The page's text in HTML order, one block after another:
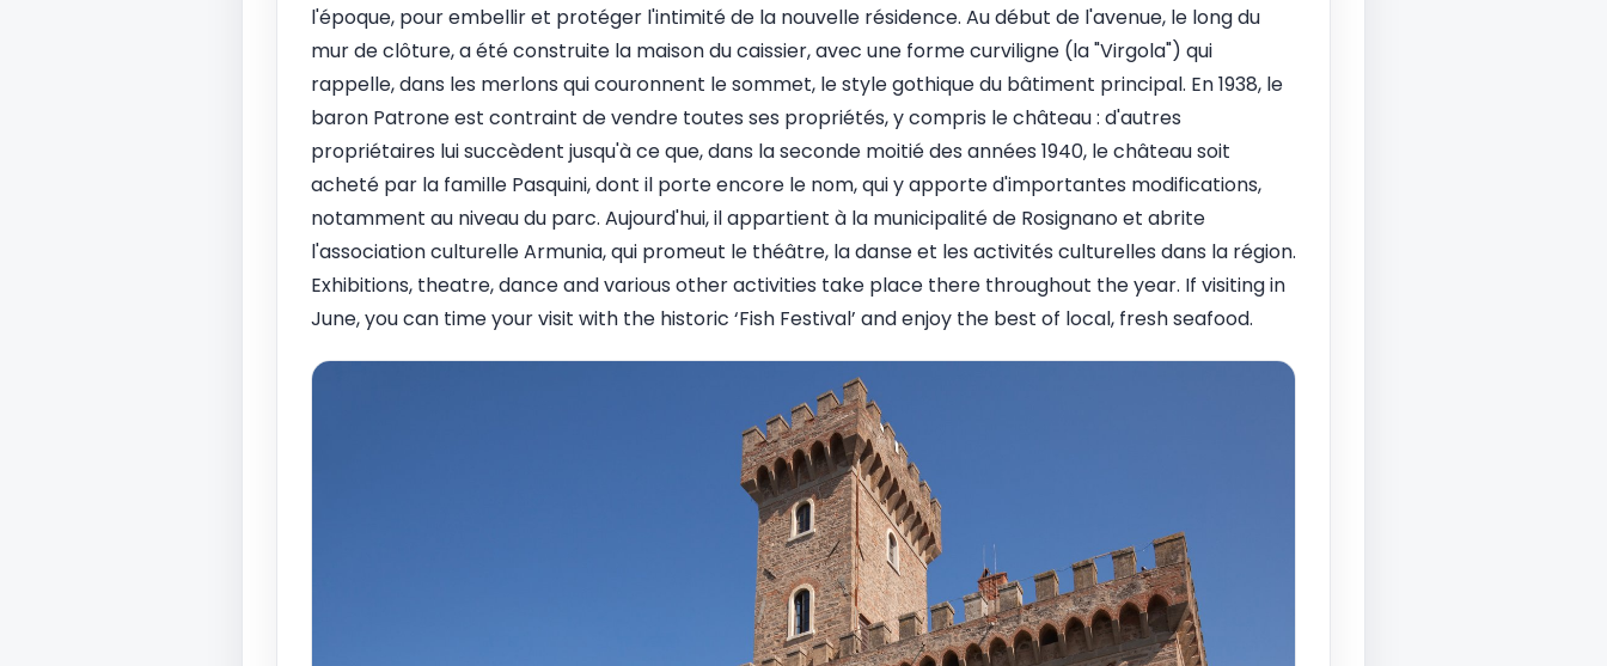
l'époque, pour embellir et protéger l'intimité de la nouvelle résidence. Au début de l'avenue, le long du
mur de clôture, a été construite la maison du caissier, avec une forme curviligne (la "Virgola") qui
rappelle, dans les merlons qui couronnent le sommet, le style gothique du bâtiment principal. En 1938, le
baron Patrone est contraint de vendre toutes ses propriétés, y compris le château : d'autres
propriétaires lui succèdent jusqu'à ce que, dans la seconde moitié des années 1940, le château soit
acheté par la famille Pasquini, dont il porte encore le nom, qui y apporte d'importantes modifications,
notamment au niveau du parc. Aujourd'hui, il appartient à la municipalité de Rosignano et abrite
l'association culturelle Armunia, qui promeut le théâtre, la danse et les activités culturelles dans la région.
Exhibitions, theatre, dance and various other activities take place there throughout the year. If visiting in
June, you can time your visit with the historic ‘Fish Festival’ and enjoy the best of local, fresh seafood.